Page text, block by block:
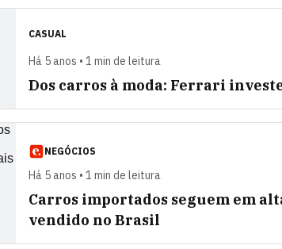
CASUAL
Há 5 anos • 1 min de leitura
Dos carros à moda: Ferrari
NEGÓCIOS
Há 5 anos • 1 min de leitura
Carros importados seguem em
vendido no Brasil